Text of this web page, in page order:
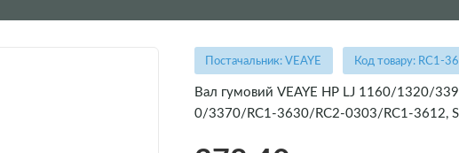
Постачальник: VEAYE Код товару: RC1-
Вал гумовий VEAYE HP LJ 1160/1320/
0/3370/RC1-3630/RC2-0303/RC1-3612,